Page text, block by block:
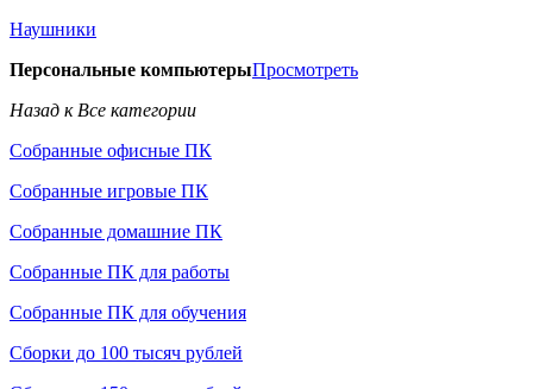
Наушники
Персональные компьютерыПросмотреть
Назад к Все категории
Собранные офисные ПК
Собранные игровые ПК
Собранные домашние ПК
Собранные ПК для работы
Собранные ПК для обучения
Сборки до 100 тысяч рублей